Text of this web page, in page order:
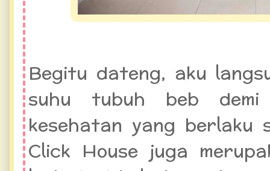
Begitu dateng, aku
suhu tubuh beb demi
kesehatan yang berlaku
Click House juga